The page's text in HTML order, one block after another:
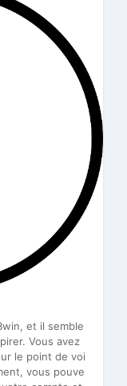
et il semble
Vous avez
le point de voi
vous pouve